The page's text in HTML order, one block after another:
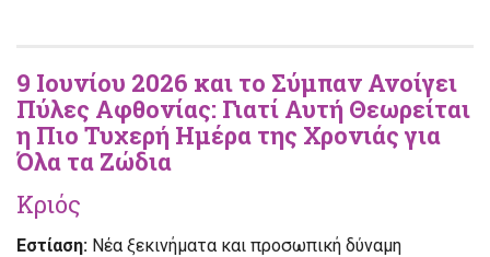
9 Ιουνίου 2026 και το Σύμπαν Ανοίγει
Πύλες Αφθονίας: Γιατί Αυτή Θεωρείται
η Πιο Τυχερή Ημέρα της Χρονιάς για
Όλα τα Ζώδια
Κριός
Εστίαση: Νέα ξεκινήματα και προσωπική δύναμη